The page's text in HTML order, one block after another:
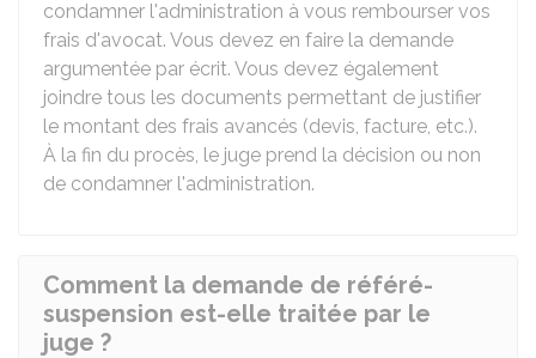
condamner l'administration à vous rembourser vos
frais d'avocat. Vous devez en faire la demande
argumentée par écrit. Vous devez également
joindre tous les documents permettant de justifier
le montant des frais avancés (devis, facture, etc.).
À la fin du procès, le juge prend la décision ou non
de condamner l'administration.
Comment la demande de référé-
suspension est-elle traitée par le
juge ?